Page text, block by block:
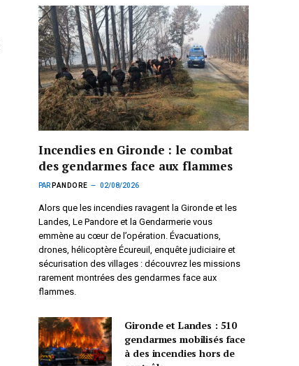
Incendies en Gironde : le combat
des gendarmes face aux flammes
PAR PANDORE 02/08/2026
Alors que les incendies ravagent la Gironde et les
Landes, Le Pandore et la Gendarmerie vous
emmène au cœur de l’opération. Évacuations,
drones, hélicoptère Écureuil, enquête judiciaire et
sécurisation des villages : découvrez les missions
rarement montrées des gendarmes face aux
flammes.
Gironde et Landes : 510
gendarmes mobilisés face
à des incendies hors de